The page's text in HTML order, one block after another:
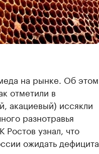
на рынке. Об этом
отметили в
акациевый) иссякли
разнотравья
Ростов узнал, что
ожидать дефицита